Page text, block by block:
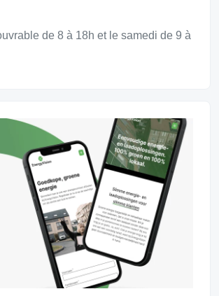
de 8 à 18h et le samedi de 9 à